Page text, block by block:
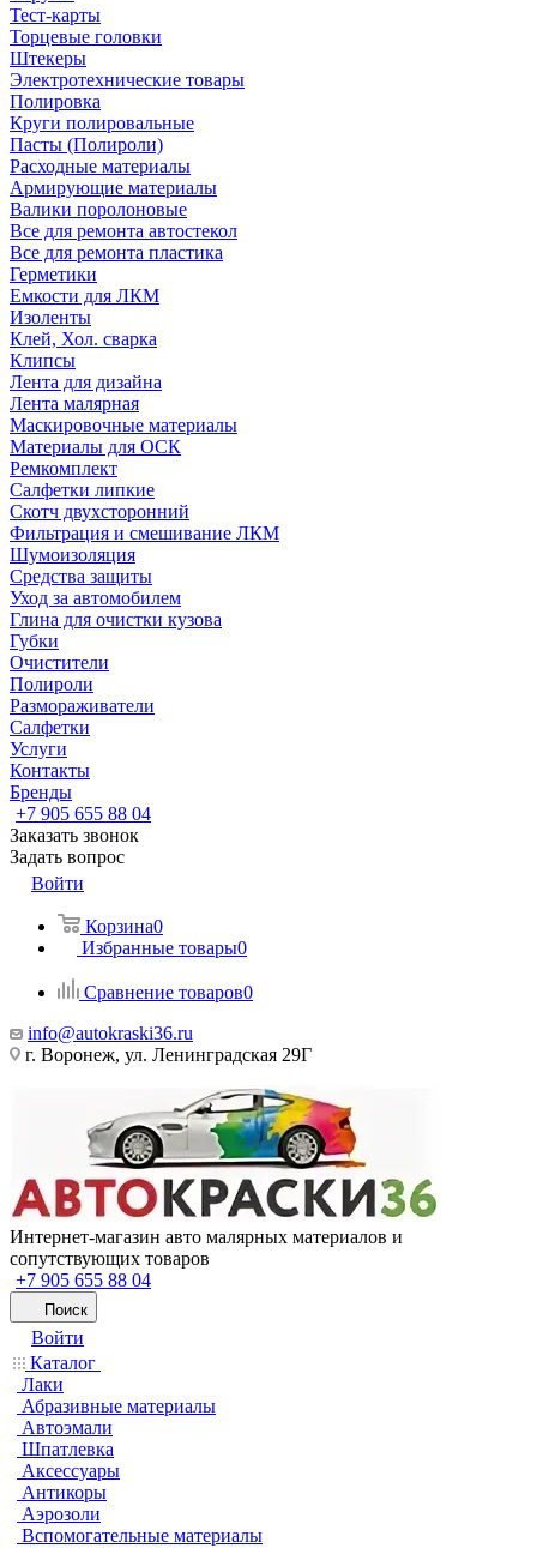
Тест-карты
Торцевые головки
Штекеры
Электротехнические товары
Полировка
Круги полировальные
Пасты (Полироли)
Расходные материалы
Армирующие материалы
Валики поролоновые
Все для ремонта автостекол
Все для ремонта пластика
Герметики
Емкости для ЛКМ
Изоленты
Клей, Хол. сварка
Клипсы
Лента для дизайна
Лента малярная
Маскировочные материалы
Материалы для ОСК
Ремкомплект
Салфетки липкие
Скотч двухсторонний
Фильтрация и смешивание ЛКМ
Шумоизоляция
Средства защиты
Уход за автомобилем
Глина для очистки кузова
Губки
Очистители
Полироли
Размораживатели
Салфетки
Услуги
Контакты
Бренды
+7 905 655 88 04
Заказать звонок
Задать вопрос
Войти
Корзина0
Избранные товары0
Сравнение товаров0
info@autokraski36.ru
г. Воронеж, ул. Ленинградская 29Г
Интернет-магазин авто малярных материалов и
сопутствующих товаров
+7 905 655 88 04
Поиск
Войти
Каталог
Лаки
Абразивные материалы
Автоэмали
Шпатлевка
Аксессуары
Антикоры
Аэрозоли
Вспомогательные материалы